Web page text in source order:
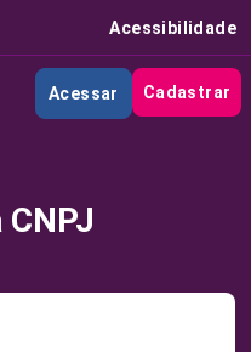
Acessibilidade
Acessar Cadastrar